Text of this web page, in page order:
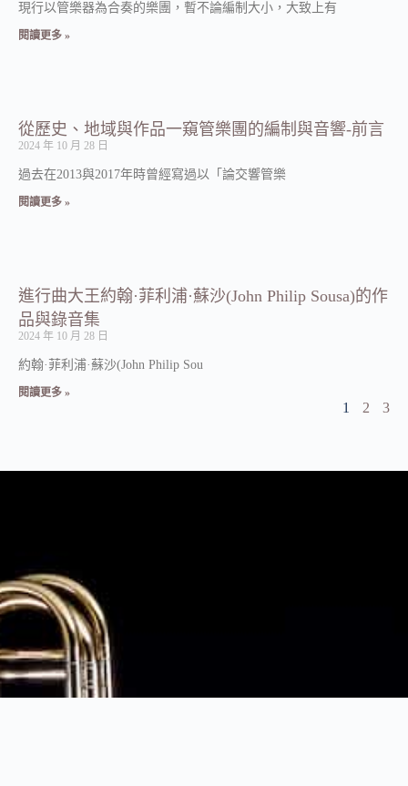
現行以管樂器為合奏的樂團，暫不論編制大小，大致上有
閱讀更多 »
從歷史、地域與作品一窺管樂團的編制與音響-前言
2024 年 10 月 28 日
過去在2013與2017年時曾經寫過以「論交響管樂
閱讀更多 »
進行曲大王約翰·菲利浦·蘇沙(John Philip Sousa)的作
品與錄音集
2024 年 10 月 28 日
約翰·菲利浦·蘇沙(John Philip Sou
閱讀更多 »
1 2 3